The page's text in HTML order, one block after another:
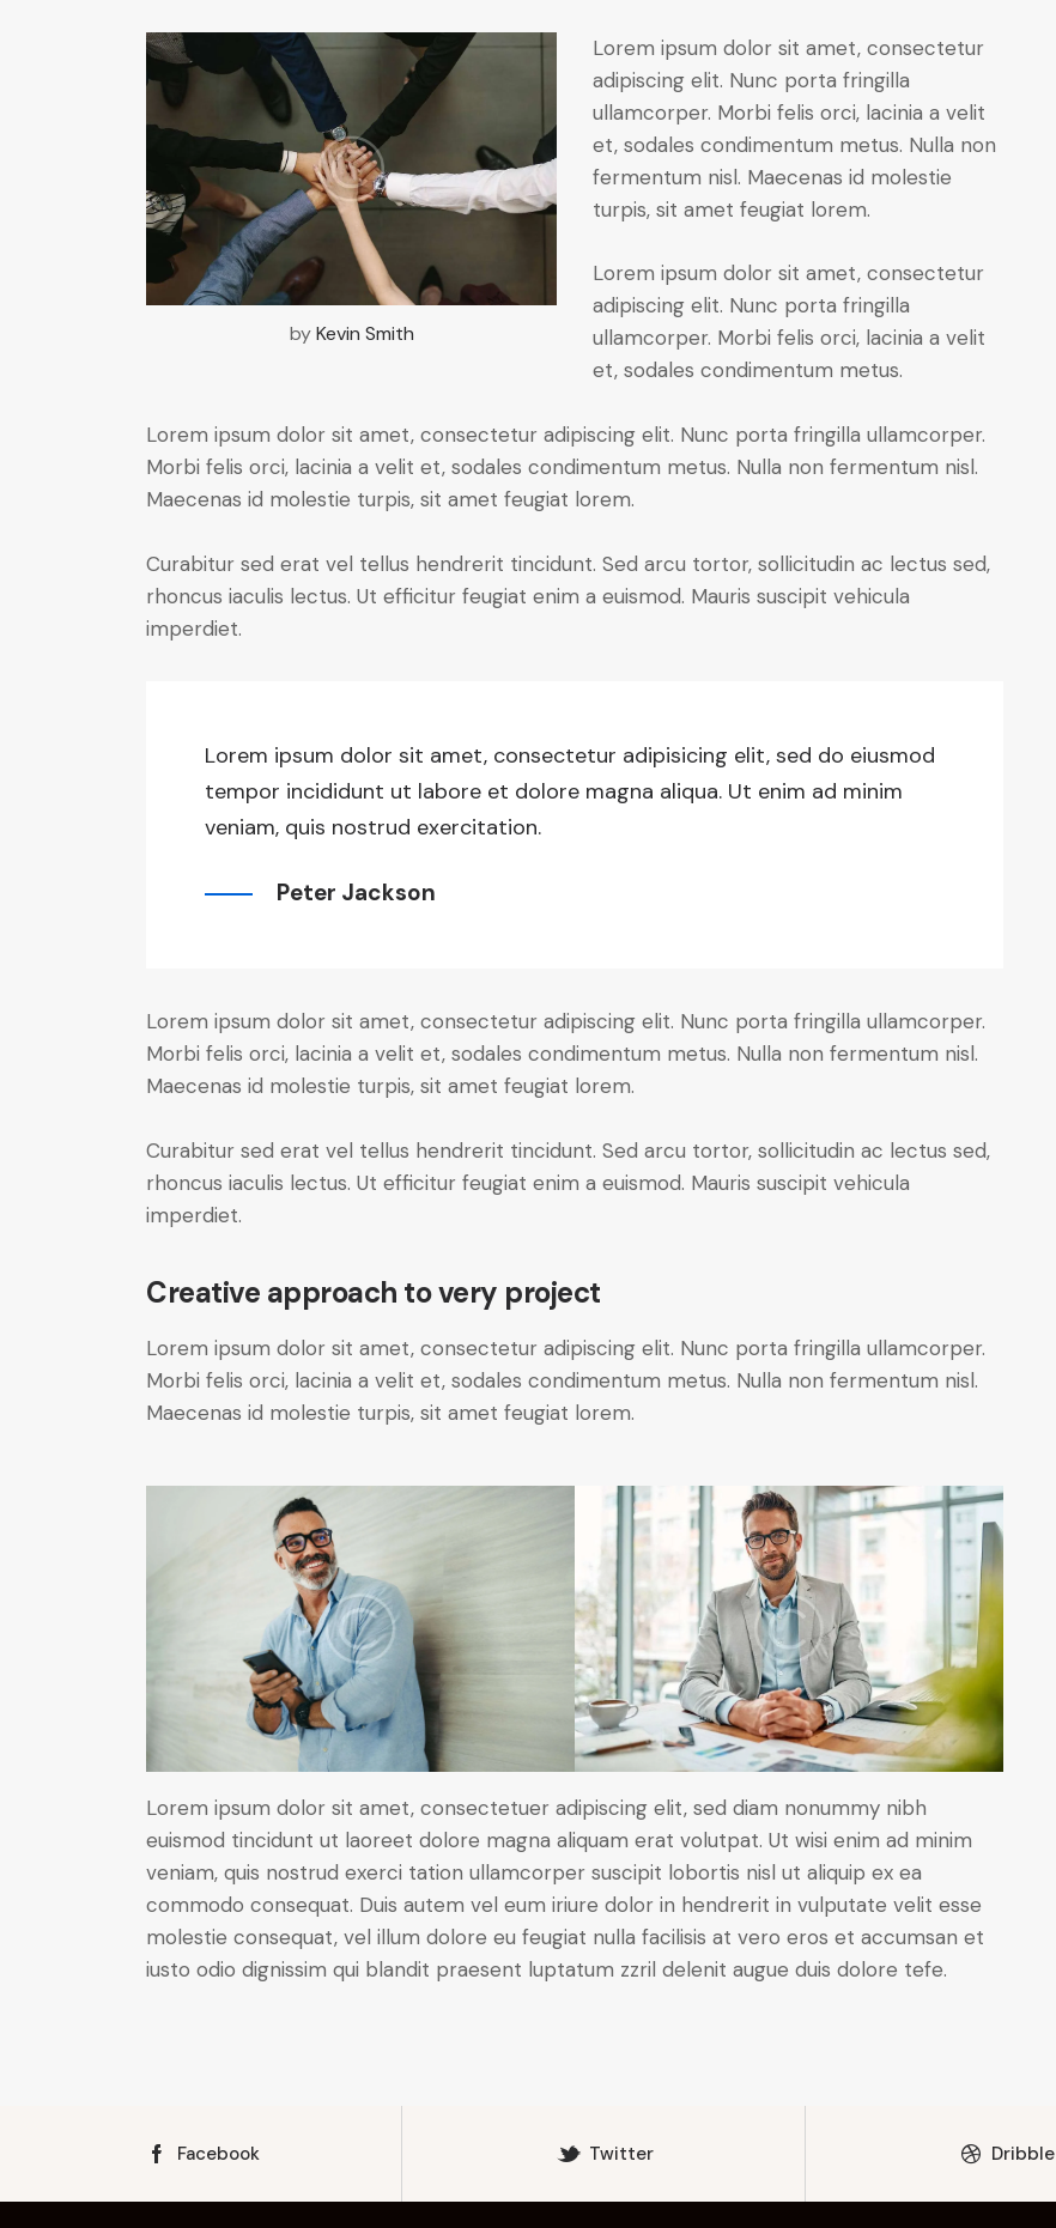
byKevin Smith
Lorem ipsum dolor sit amet, consectetur
adipiscing elit. Nunc porta fringilla
ullamcorper. Morbi felis orci, lacinia a velit
et, sodales condimentum metus. Nulla non
fermentum nisl. Maecenas id molestie
turpis, sit amet feugiat lorem.
Lorem ipsum dolor sit amet, consectetur
adipiscing elit. Nunc porta fringilla
ullamcorper. Morbi felis orci, lacinia a velit
et, sodales condimentum metus.
Lorem ipsum dolor sit amet, consectetur adipiscing elit. Nunc porta fringilla ullamcorper.
Morbi felis orci, lacinia a velit et, sodales condimentum metus. Nulla non fermentum nisl.
Maecenas id molestie turpis, sit amet feugiat lorem.
Curabitur sed erat vel tellus hendrerit tincidunt. Sed arcu tortor, sollicitudin ac lectus sed,
rhoncus iaculis lectus. Ut efficitur feugiat enim a euismod. Mauris suscipit vehicula
imperdiet.
Lorem ipsum dolor sit amet, consectetur adipisicing elit, sed do eiusmod
tempor incididunt ut labore et dolore magna aliqua. Ut enim ad minim
veniam, quis nostrud exercitation.
Peter Jackson
Lorem ipsum dolor sit amet, consectetur adipiscing elit. Nunc porta fringilla ullamcorper.
Morbi felis orci, lacinia a velit et, sodales condimentum metus. Nulla non fermentum nisl.
Maecenas id molestie turpis, sit amet feugiat lorem.
Curabitur sed erat vel tellus hendrerit tincidunt. Sed arcu tortor, sollicitudin ac lectus sed,
rhoncus iaculis lectus. Ut efficitur feugiat enim a euismod. Mauris suscipit vehicula
imperdiet.
Creative approach to very project
Lorem ipsum dolor sit amet, consectetur adipiscing elit. Nunc porta fringilla ullamcorper.
Morbi felis orci, lacinia a velit et, sodales condimentum metus. Nulla non fermentum nisl.
Maecenas id molestie turpis, sit amet feugiat lorem.
Lorem ipsum dolor sit amet, consectetuer adipiscing elit, sed diam nonummy nibh
euismod tincidunt ut laoreet dolore magna aliquam erat volutpat. Ut wisi enim ad minim
veniam, quis nostrud exerci tation ullamcorper suscipit lobortis nisl ut aliquip ex ea
commodo consequat. Duis autem vel eum iriure dolor in hendrerit in vulputate velit esse
molestie consequat, vel illum dolore eu feugiat nulla facilisis at vero eros et accumsan et
iusto odio dignissim qui blandit praesent luptatum zzril delenit augue duis dolore tefe.
Facebook Twitter Dribble